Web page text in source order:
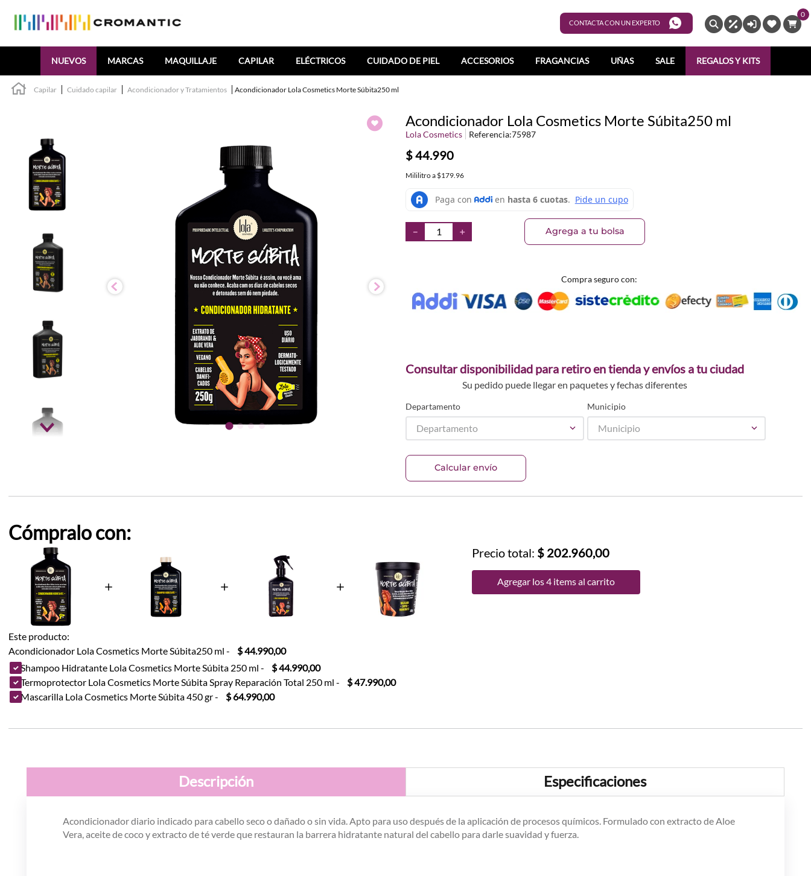
CONTACTA CON UN EXPERTO
0
NUEVOS MARCAS MAQUILLAJE CAPILAR ELÉCTRICOS CUIDADO DE PIEL ACCESORIOS FRAGANCIAS UÑAS SALE REGALOS Y KITS
Capilar Cuidado capilar Acondicionador y Tratamientos Acondicionador Lola Cosmetics Morte Súbita250 ml
Acondicionador Lola Cosmetics Morte Súbita250 ml
Lola Cosmetics Referencia:75987
$44.990
Mililitroa $179.96
＋
－ Agrega a tu bolsa
Compra seguro con:
Consultar disponibilidad para retiro en tienda y envíos a tu ciudad
Su pedido puede llegar en paquetes y fechas diferentes
Departamento
Departamento
Municipio
Municipio
Calcular envío
Cómpralo con:
Precio total: $ 202.960,00
Agregar los 4 items al carrito
Este producto:
Acondicionador Lola Cosmetics Morte Súbita250 ml -
$ 44.990,00
Shampoo Hidratante Lola Cosmetics Morte Súbita 250 ml -
$ 44.990,00
Termoprotector Lola Cosmetics Morte Súbita Spray Reparación Total 250 ml -
$ 47.990,00
Mascarilla Lola Cosmetics Morte Súbita 450 gr- $ 64.990,00
Descripción Especificaciones
Acondicionador diario indicado para cabello seco o dañado o sin vida. Apto para uso después de la aplicación de procesos químicos. Formulado con extracto de Aloe
Vera, aceite de coco y extracto de té verde que restauran la barrera hidratante natural del cabello para darle suavidad y fuerza.